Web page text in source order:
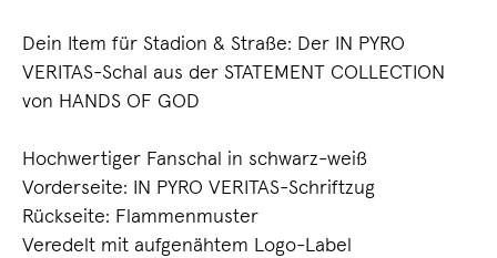
Dein Item für Stadion & Straße: Der IN PYRO
VERITAS-Schal aus der STATEMENT COLLECTION
von HANDS OF GOD
Hochwertiger Fanschal in schwarz-weiß
Vorderseite: IN PYRO VERITAS-Schriftzug
Rückseite: Flammenmuster
Veredelt mit aufgenähtem Logo-Label